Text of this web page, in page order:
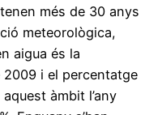
més de 30 anys
meteorològica,
aigua és la
i el percentatge
àmbit l’any